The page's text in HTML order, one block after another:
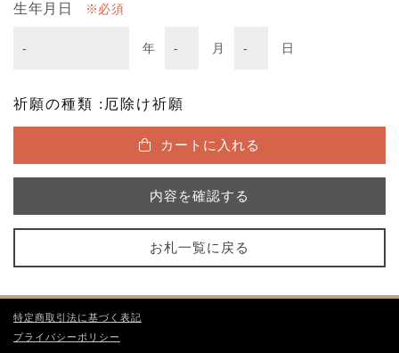
生年月日 必須
年 月 日
祈願の種類 :厄除け祈願
カートに入れる
内容を確認する
お札一覧に戻る
特定商取引法に基づく表記
プライバシーポリシー